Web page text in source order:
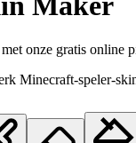
onze gratis
Minecraft-speler-